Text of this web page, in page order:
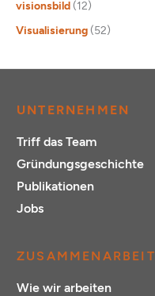
visionsbild (12)
Visualisierung (52)
UNTERNEHMEN
Triff das Team
Gründungsgeschichte
Publikationen
Jobs
ZUSAMMENARBEIT
Wie wir arbeiten